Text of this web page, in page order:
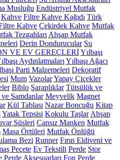
Musluğu Endüstriyel Mutfak
Kahve Filtre Kahve Kağıdı Türk
Kahve Çekirdek Kahve Mutfak
Tezgahları Ahşap Mutfak
Derin Dondurucular Su
VE EV GEREÇLERİYılbaşı
Aydınlatmaları Yılbaşı Ağacı
Parti Malzemeleri Dekoratif
Mum VazolarYapay Çiçekler
Biblo Şaraplıklar Tütsülük ve
Şamdanlar Meyvelik Magnet
Kül Tablası Nazar Boncuğu Kitap
Yatak Tepsisi Kokulu Taşlar Ahşap
Süsleri Cansız Manken Mutfak
Masa Örtüleri Mutfak Önlüğü
Bezi Runner Fırın Eldiveni ve
Peçete Ev Tekstili Perde Stor
Perde Aksesuarları Fon Perde